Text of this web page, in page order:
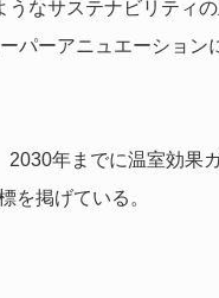
なサステナビリティ
パーアニュエーション
年までに温室効果
を掲げている。